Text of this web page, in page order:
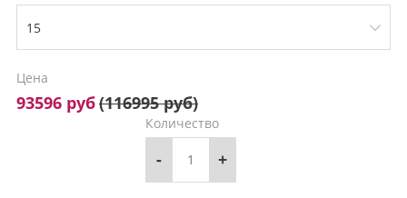
Цена
93596 руб(116995 руб)
Количество
- +